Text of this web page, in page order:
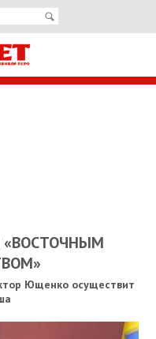
Ющенко осуществит